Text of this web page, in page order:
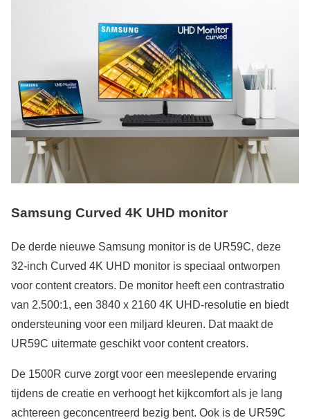
Samsung Curved 4K UHD monitor
De derde nieuwe Samsung monitor is de UR59C, deze
32-inch Curved 4K UHD monitor is speciaal ontworpen
voor content creators. De monitor heeft een contrastratio
van 2.500:1, een 3840 x 2160 4K UHD-resolutie en biedt
ondersteuning voor een miljard kleuren. Dat maakt de
UR59C uitermate geschikt voor content creators.
De 1500R curve zorgt voor een meeslepende ervaring
tijdens de creatie en verhoogt het kijkcomfort als je lang
achtereen geconcentreerd bezig bent. Ook is de UR59C